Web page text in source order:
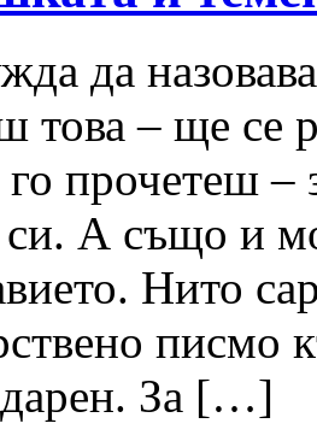
да
това – ще се
го прочетеш
си. А също и
Нито
писмо
За […]